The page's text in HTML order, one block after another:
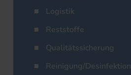
Logistik
Reststoffe
Qualitätssicherung
Reinigung/Desinfektion